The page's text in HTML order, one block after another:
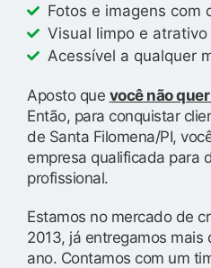
Fotos e imagens com
Visual limpo e
Acessível a qualquer
Aposto que você não
Então, para conquistar
de Santa Filomena/PI,
empresa qualificada para
profissional.
Estamos no mercado de
2013, já entregamos
ano. Contamos com um